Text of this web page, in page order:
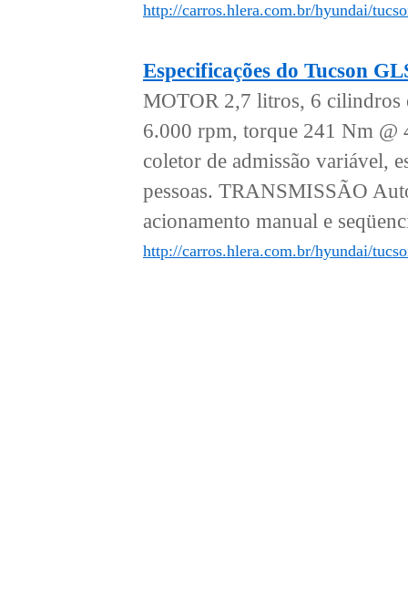
http://carros.hlera.com.br/hyundai/
Especificações do Tucson
MOTOR 2,7 litros, 6
6.000 rpm, torque 241 Nm
coletor de admissão variável,
pessoas. TRANSMISSÃO
acionamento manual e
http://carros.hlera.com.br/hyundai/